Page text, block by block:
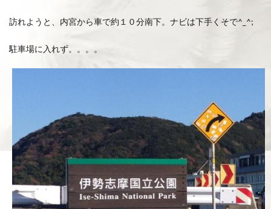
訪れようと、内宮から車で約１０分南下。ナビは下手くそで^_^;
駐車場に入れず。。。。